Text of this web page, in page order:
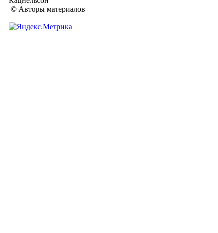
© Авторы материалов